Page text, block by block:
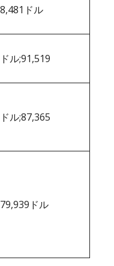
8,481ドル
ドル;91,519
ドル;87,365
79,939ドル